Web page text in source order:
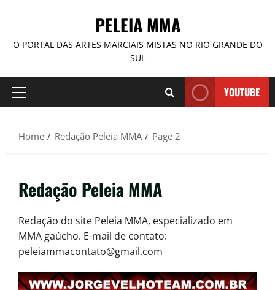
PELEIA MMA
O PORTAL DAS ARTES MARCIAIS MISTAS NO RIO GRANDE DO
SUL
YOUTUBE
Home Redação Peleia MMA Page 2
Redação Peleia MMA
Redação do site Peleia MMA, especializado em
MMA gaúcho. E-mail de contato:
peleiammacontato@gmail.com